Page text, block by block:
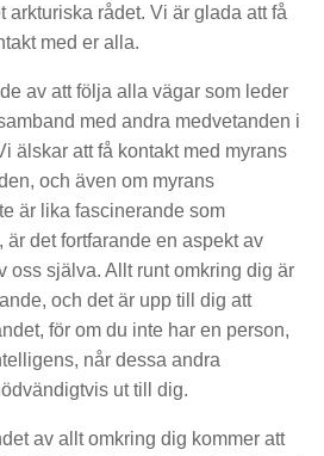
arkturiska rådet. Vi är glada att få
med er alla.
av att följa alla vägar som leder
med andra medvetanden i
älskar att få kontakt med myrans
och även om myrans
är lika fascinerande som
det fortfarande en aspekt av
oss själva. Allt runt omkring dig är
och det är upp till dig att
för om du inte har en person,
når dessa andra
ut till dig.
av allt omkring dig kommer att